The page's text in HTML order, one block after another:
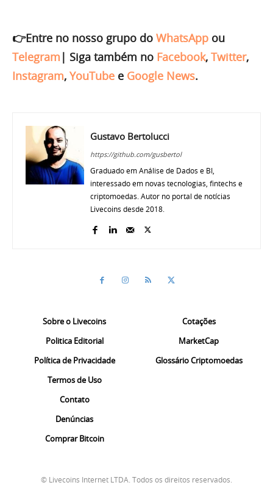
👉Entre no nosso grupo do WhatsApp ou
Telegram | Siga também no Facebook, Twitter,
Instagram, YouTube e Google News.
Gustavo Bertolucci
https://github.com/gusbertol
Graduado em Análise de Dados e BI,
interessado em novas tecnologias, fintechs e
criptomoedas. Autor no portal de notícias
Livecoins desde 2018.
Sobre o Livecoins
Politica Editorial
Política de Privacidade
Termos de Uso
Contato
Denúncias
Comprar Bitcoin
Cotações
MarketCap
Glossário Criptomoedas
© Livecoins Internet LTDA. Todos os direitos reservados.